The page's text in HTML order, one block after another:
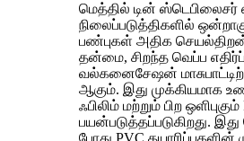
மெத்தில் டின் ஸ்டெபிலைசர்
நிலைப்படுத்திகளில்
பண்புகள் அதிக
தன்மை, சிறந்த வெப்ப
வல்கனைசேஷன்
ஆகும். இது முக்கியமாக
ஃபிலிம் மற்றும் பிற
பயன்படுத்தப்படுகிறது.